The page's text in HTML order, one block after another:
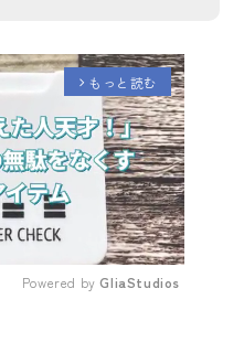
arrow_forward_ios もっと読む
Powered by GliaStudios